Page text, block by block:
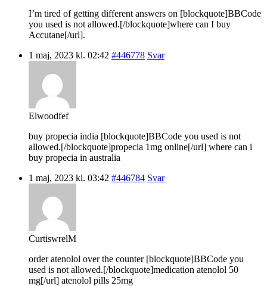
I’m tired of getting different answers on [blockquote]BBCode
you used is not allowed.[/blockquote]where can I buy
Accutane[/url].
1 maj, 2023 kl. 02:42 #446778 Svar
Elwoodfef
buy propecia india [blockquote]BBCode you used is not
allowed.[/blockquote]propecia 1mg online[/url] where can i
buy propecia in australia
1 maj, 2023 kl. 03:42 #446784 Svar
CurtiswrelM
order atenolol over the counter [blockquote]BBCode you
used is not allowed.[/blockquote]medication atenolol 50
mg[/url] atenolol pills 25mg